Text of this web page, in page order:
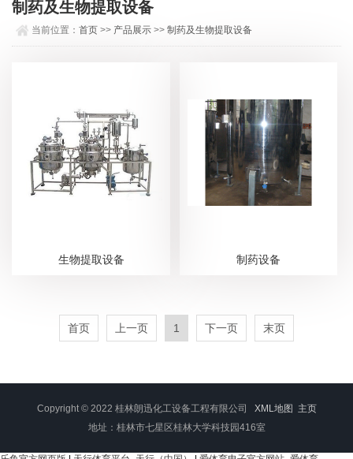
制药及生物提取设备
当前位置：首页 >> 产品展示 >>制药及生物提取设备
生物提取设备 制药设备
首页 上一页 1 下一页 末页
Copyright © 2022 桂林朗迅化工设备工程有限公司 XML地图
主页
地址：桂林市七星区桂林大学科技园416室